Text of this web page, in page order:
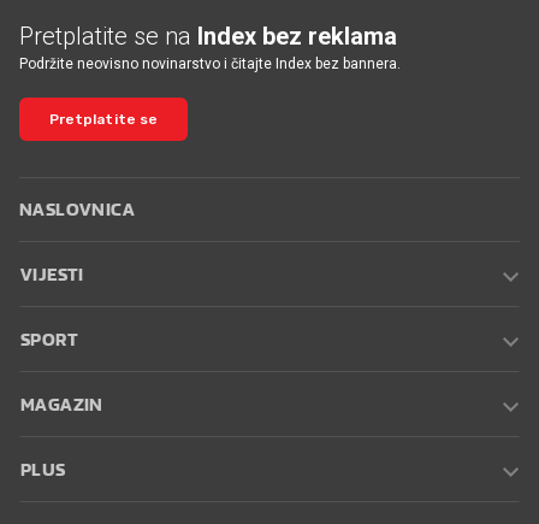
Pretplatite se na Index bez reklama
Podržite neovisno novinarstvo i čitajte Index bez bannera.
Pretplatite se
NASLOVNICA
VIJESTI
SPORT
MAGAZIN
PLUS